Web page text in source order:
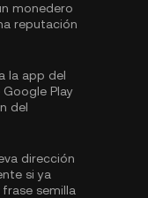
monedero
reputación
la app del
Play
del
dirección
si ya
semilla